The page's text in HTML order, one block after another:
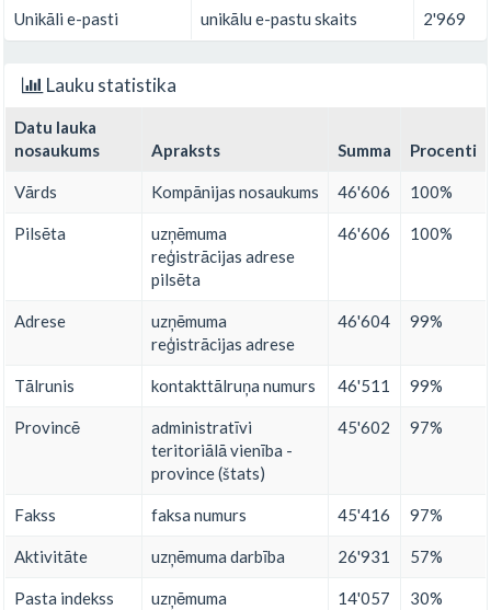
Unikāli e-pasti unikālu e-pastu skaits 2'969
Lauku statistika
Datu lauka
nosaukums
Apraksts Summa Procenti
Vārds Kompānijas nosaukums 46'606 100%
Pilsēta
uzņēmuma
reģistrācijas adrese
pilsēta
46'606 100%
Adrese
uzņēmuma
reģistrācijas adrese
46'604 99%
Tālrunis kontakttālruņa numurs 46'511 99%
Provincē
administratīvi
teritoriālā vienība -
province (štats)
45'602 97%
Fakss faksa numurs 45'416 97%
Aktivitāte uzņēmuma darbība 26'931 57%
Pasta indekss
uzņēmuma
14'057 30%